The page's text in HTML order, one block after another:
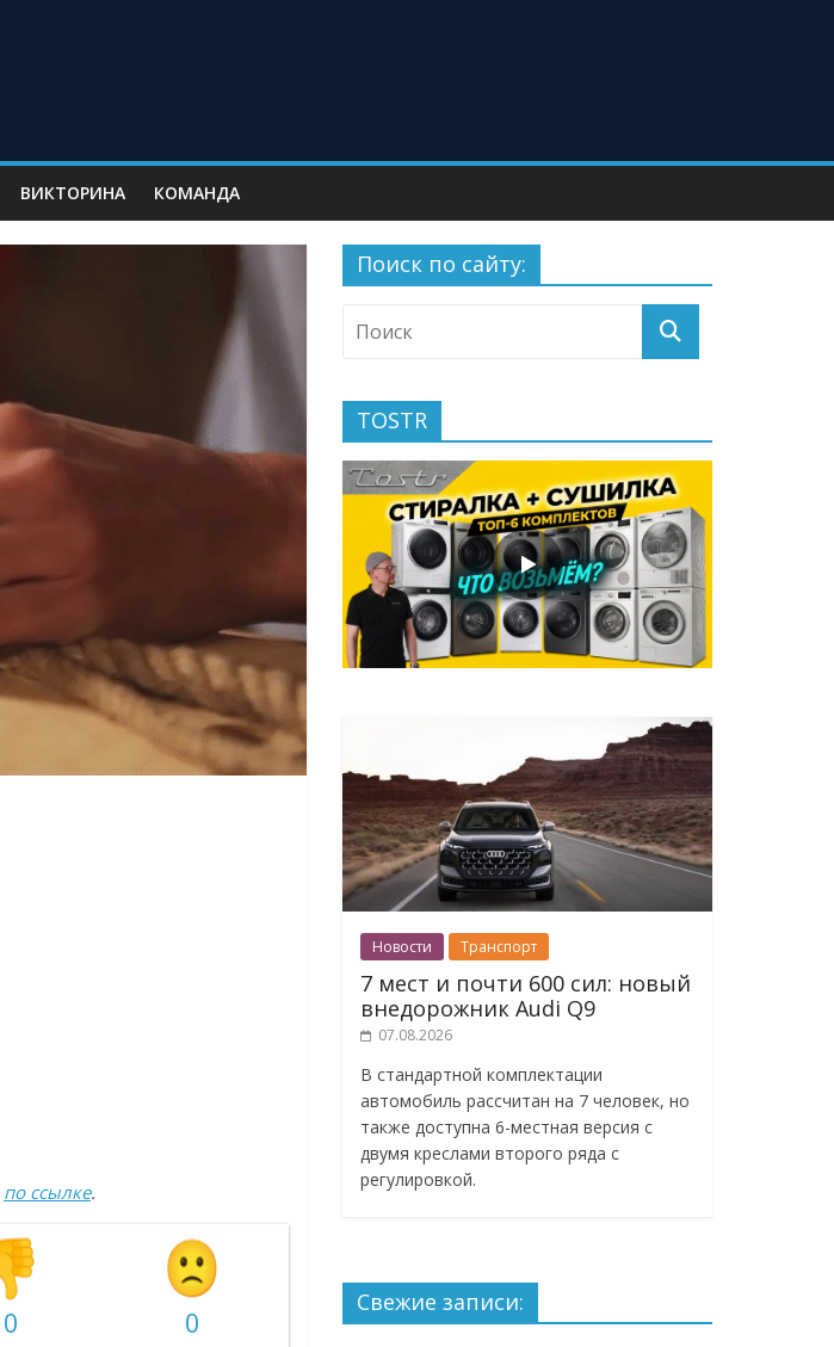
ВИКТОРИНА КОМАНДА
по ссылке.
0 0
Поиск по сайту:
TOSTR
Новости Транспорт
7 мест и почти 600 сил: новый
внедорожник Audi Q9
07.08.2026
В стандартной комплектации
автомобиль рассчитан на 7 человек, но
также доступна 6-местная версия с
двумя креслами второго ряда с
регулировкой.
Свежие записи: